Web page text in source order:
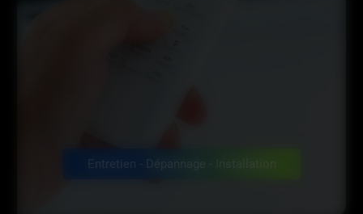
Entretien - Dépannage - Installation